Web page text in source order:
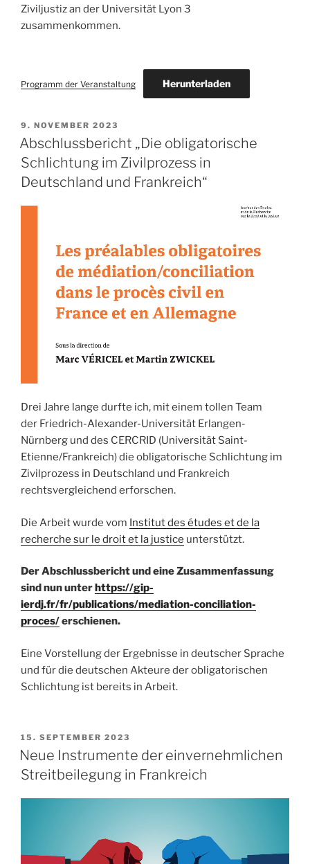
Ziviljustiz an der Universität Lyon 3
zusammenkommen.
Programm der Veranstaltung Herunterladen
VERÖFFENTLICHT
AM
9. NOVEMBER 2023
Abschlussbericht „Die obligatorische
Schlichtung im Zivilprozess in
Deutschland und Frankreich“
Drei Jahre lange durfte ich, mit einem tollen Team
der Friedrich-Alexander-Universität Erlangen-
Nürnberg und des CERCRID (Universität Saint-
Etienne/Frankreich) die obligatorische Schlichtung im
Zivilprozess in Deutschland und Frankreich
rechtsvergleichend erforschen.
Die Arbeit wurde vom Institut des études et de la
recherche sur le droit et la justice unterstützt.
Der Abschlussbericht und eine Zusammenfassung
sind nun unterhttps://gip-
ierdj.fr/fr/publications/mediation-conciliation-
proces/erschienen.
Eine Vorstellung der Ergebnisse in deutscher Sprache
und für die deutschen Akteure der obligatorischen
Schlichtung ist bereits in Arbeit.
VERÖFFENTLICHT
AM
15. SEPTEMBER 2023
Neue Instrumente der einvernehmlichen
Streitbeilegung in Frankreich